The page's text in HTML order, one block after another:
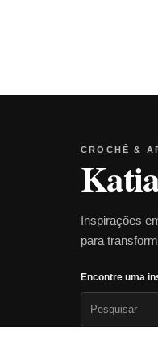
CROCHÊ &
Inspirações
para
Encontre uma